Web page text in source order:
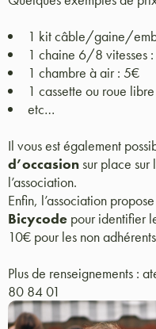
1 kit câble/gaine/
1 chaine 6/8 vitesses
1 chambre à air : 5€
1 cassette ou roue
etc…
Il vous est également
d’occasionsur place sur
l’association.
Enfin, l’association
Bicycode pour identifier
10€ pour les non
Plus de renseignements :
80 84 01